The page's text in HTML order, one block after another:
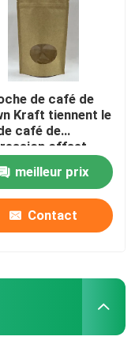
de café de
Kraft tiennent le
café de
offset
meilleur prix
Contact